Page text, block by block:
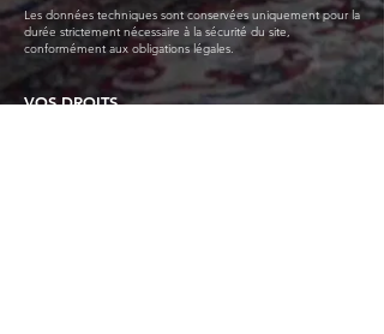
Les données techniques sont conservées uniquement pour la
durée strictement nécessaire à la sécurité du site,
conformément aux obligations légales.
VOS DROITS